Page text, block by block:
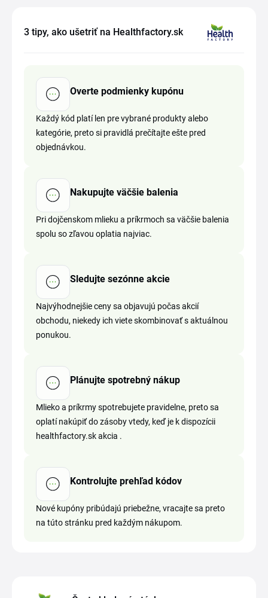
3 tipy, ako ušetriť na Healthfactory.sk
Overte podmienky kupónu
Každý kód platí len pre vybrané produkty alebo
kategórie, preto si pravidlá prečítajte ešte pred
objednávkou.
Nakupujte väčšie balenia
Pri dojčenskom mlieku a príkrmoch sa väčšie balenia
spolu so zľavou oplatia najviac.
Sledujte sezónne akcie
Najvýhodnejšie ceny sa objavujú počas akcií
obchodu, niekedy ich viete skombinovať s aktuálnou
ponukou.
Plánujte spotrebný nákup
Mlieko a príkrmy spotrebujete pravidelne, preto sa
oplatí nakúpiť do zásoby vtedy, keď je k dispozícii
healthfactory.sk akcia .
Kontrolujte prehľad kódov
Nové kupóny pribúdajú priebežne, vracajte sa preto
na túto stránku pred každým nákupom.